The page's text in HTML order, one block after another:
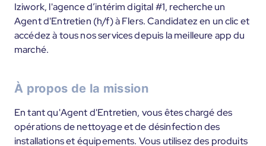
Iziwork, l'agence d’intérim digital #1, recherche un
Agent d'Entretien (h/f) à Flers. Candidatez en un clic et
accédez à tous nos services depuis la meilleure app du
marché.
À propos de la mission
En tant qu'Agent d'Entretien, vous êtes chargé des
opérations de nettoyage et de désinfection des
installations et équipements. Vous utilisez des produits